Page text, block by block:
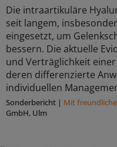
Die intraartikuläre
seit langem,
eingesetzt, um
bessern. Die aktuelle
und Verträglichkeit
deren differenzierte
individuellen
Sonderbericht | Mit
GmbH, Ulm